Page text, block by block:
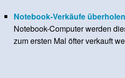
Notebook-Verkäufe
Notebook-Computer werden
zum ersten Mal öfter verkauft